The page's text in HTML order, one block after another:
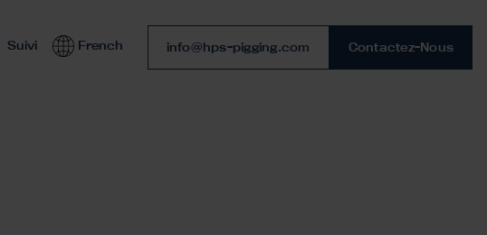
Suivi French Numéro de téléphone
info@hps-pigging.com Contactez-Nous